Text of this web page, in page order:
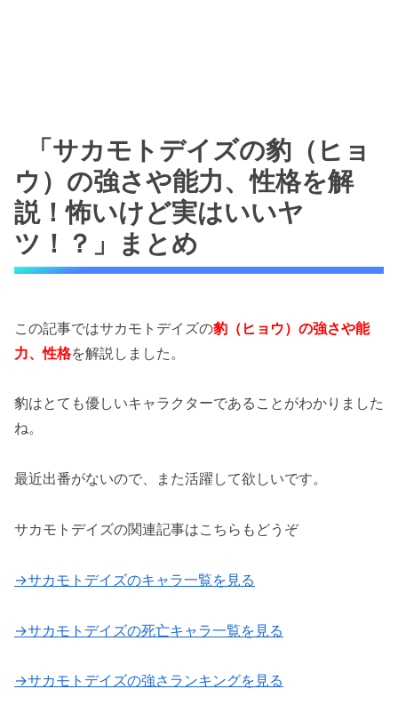
「サカモトデイズの豹（ヒョ
ウ）の強さや能力、性格を解
説！怖いけど実はいいヤ
ツ！？」まとめ
この記事ではサカモトデイズの豹（ヒョウ）の強さや能
力、性格を解説しました。
豹はとても優しいキャラクターであることがわかりました
ね。
最近出番がないので、また活躍して欲しいです。
サカモトデイズの関連記事はこちらもどうぞ
→サカモトデイズのキャラ一覧を見る
→サカモトデイズの死亡キャラ一覧を見る
→サカモトデイズの強さランキングを見る